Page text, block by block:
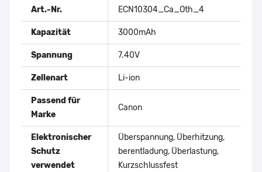
Art.-Nr. ECN10304_Ca_Oth_4
Kapazität 3000mAh
Spannung 7.40V
Zellenart Li-ion
Passend für
Marke
Canon
Elektronischer
Schutz
verwendet
Überspannung, Überhitzung,
berentladung, Überlastung,
Kurzschlussfest